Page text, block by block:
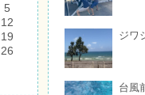
5
12
19
26
ジワ
台風